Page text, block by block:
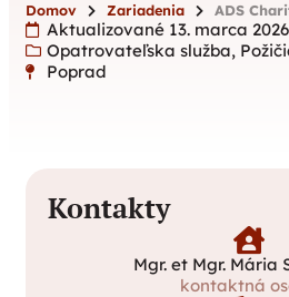
Domov Zariadenia ADS
Aktualizované 13. marca 2026
Opatrovateľska služba,
Poprad
Kontakty
Mgr. et Mgr. Mária
kontaktná